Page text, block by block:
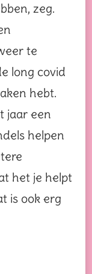
zeg.
te
long covid
hebt.
jaar een
helpen
het je helpt
is ook erg